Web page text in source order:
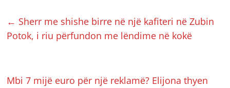
← Sherr me shishe birre në një kafiteri në Zubin
Potok, i riu përfundon me lëndime në kokë
Mbi 7 mijë euro për një reklamë? Elijona thyen